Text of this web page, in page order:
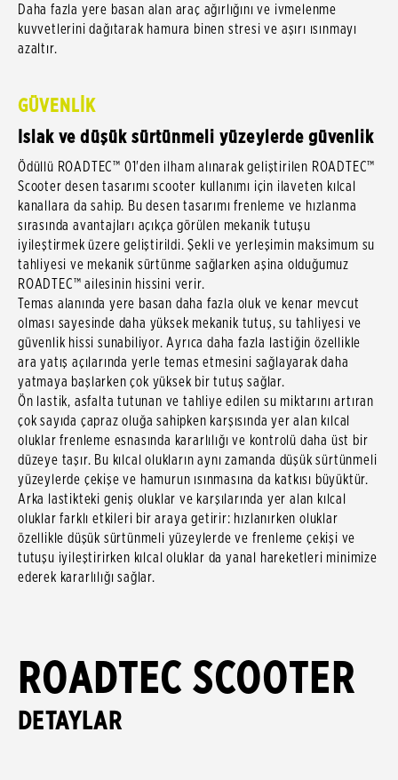
Daha fazla yere basan alan araç ağırlığını ve ivmelenme
kuvvetlerini dağıtarak hamura binen stresi ve aşırı ısınmayı
azaltır.
GÜVENLİK
Islak ve düşük sürtünmeli yüzeylerde güvenlik
Ödüllü ROADTEC™ 01'den ilham alınarak geliştirilen ROADTEC™
Scooter desen tasarımı scooter kullanımı için ilaveten kılcal
kanallara da sahip. Bu desen tasarımı frenleme ve hızlanma
sırasında avantajları açıkça görülen mekanik tutuşu
iyileştirmek üzere geliştirildi. Şekli ve yerleşimin maksimum su
tahliyesi ve mekanik sürtünme sağlarken aşina olduğumuz
ROADTEC™ ailesinin hissini verir.
Temas alanında yere basan daha fazla oluk ve kenar mevcut
olması sayesinde daha yüksek mekanik tutuş, su tahliyesi ve
güvenlik hissi sunabiliyor. Ayrıca daha fazla lastiğin özellikle
ara yatış açılarında yerle temas etmesini sağlayarak daha
yatmaya başlarken çok yüksek bir tutuş sağlar.
Ön lastik, asfalta tutunan ve tahliye edilen su miktarını artıran
çok sayıda çapraz oluğa sahipken karşısında yer alan kılcal
oluklar frenleme esnasında kararlılığı ve kontrolü daha üst bir
düzeye taşır. Bu kılcal olukların aynı zamanda düşük sürtünmeli
yüzeylerde çekişe ve hamurun ısınmasına da katkısı büyüktür.
Arka lastikteki geniş oluklar ve karşılarında yer alan kılcal
oluklar farklı etkileri bir araya getirir: hızlanırken oluklar
özellikle düşük sürtünmeli yüzeylerde ve frenleme çekişi ve
tutuşu iyileştirirken kılcal oluklar da yanal hareketleri minimize
ederek kararlılığı sağlar.
ROADTEC SCOOTER
DETAYLAR